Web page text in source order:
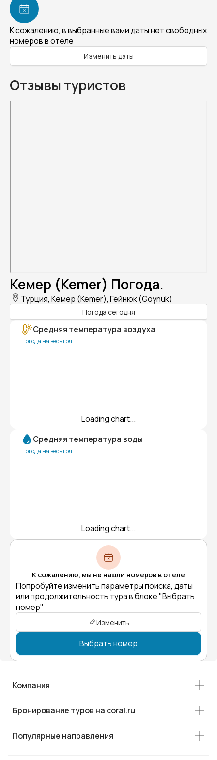
К сожалению, в выбранные вами даты нет свободных
номеров в отеле
Изменить даты
Отзывы туристов
Кемер (Kemer) Погода.
Турция, Кемер (Kemer), Гейнюк (Goynuk)
Погода сегодня
Средняя температура воздуха
Погода на весь год
Loading chart...
Средняя температура воды
Погода на весь год
Loading chart...
К сожалению, мы не нашли номеров в отеле
Попробуйте изменить параметры поиска, даты
или продолжительность тура в блоке "Выбрать
номер"
Изменить
Выбрать номер
Компания
Бронирование туров на coral.ru
Популярные направления